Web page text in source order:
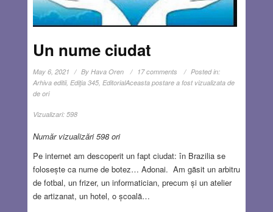
Un nume ciudat
May 6, 2021 By Hava Oren 17 comments
Posted in:
Arhiva editii, Ediţia 345, EditorialAceasta postare a fost vizualizata de
de ori
Vizualizari: 598
Număr vizualizări 598 ori
Pe internet am descoperit un fapt ciudat: în Brazilia se
folosește ca nume de botez… Adonai. Am găsit un arbitru
de fotbal, un frizer, un informatician, precum și un atelier
de artizanat, un hotel, o școală…